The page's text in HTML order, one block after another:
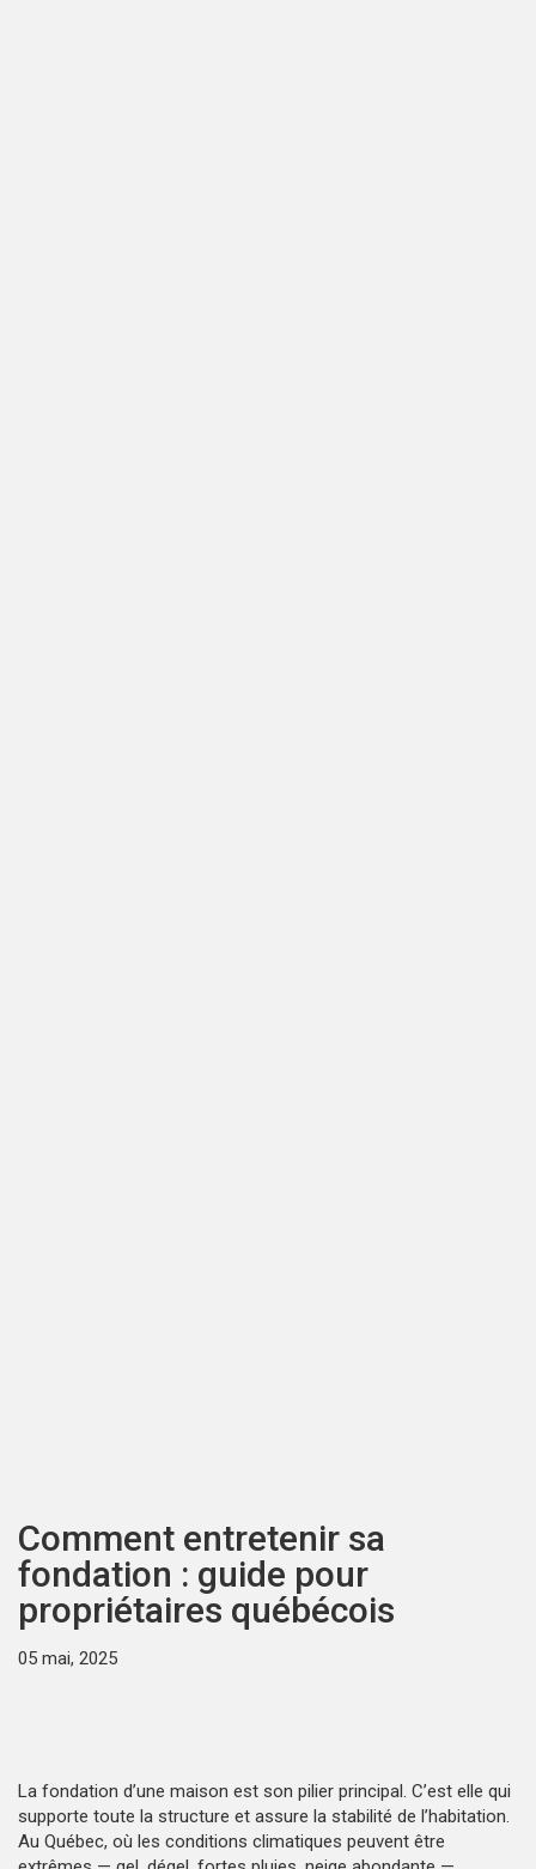
Comment entretenir sa
fondation : guide pour
propriétaires québécois
05 mai, 2025
La fondation d’une maison est son pilier principal. C’est elle qui
supporte toute la structure et assure la stabilité de l’habitation.
Au Québec, où les conditions climatiques peuvent être